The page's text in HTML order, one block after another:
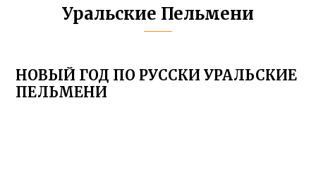
Уральские Пельмени
НОВЫЙ ГОД ПО РУССКИ УРАЛЬСКИЕ
ПЕЛЬМЕНИ